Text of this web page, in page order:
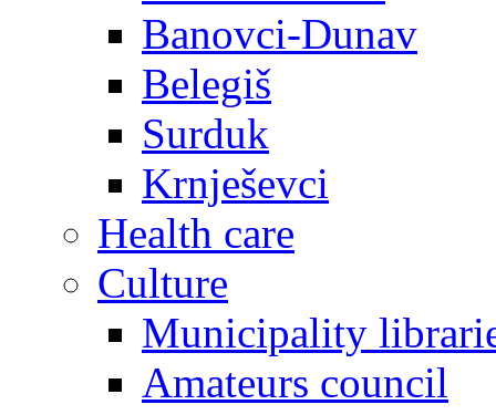
Banovci-Dunav
Belegiš
Surduk
Krnješevci
Health care
Culture
Municipality
Amateurs council